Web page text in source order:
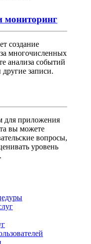
мониторинг
создание
многочисленных
анализа событий
записи.
для приложения
вы можете
вопросы,
уровень